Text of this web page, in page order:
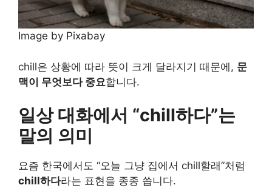
Image by Pixabay
chill은 상황에 따라 뜻이 크게 달라지기 때문에, 문
맥이 무엇보다 중요합니다.
일상 대화에서 “chill하다”는
말의 의미
요즘 한국에서도 “오늘 그냥 집에서 chill할래”처럼
chill하다라는 표현을 종종 씁니다.